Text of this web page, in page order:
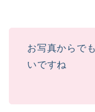
お写真からで
いですね